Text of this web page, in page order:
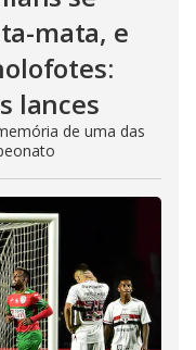
mata, e
lances
de uma das